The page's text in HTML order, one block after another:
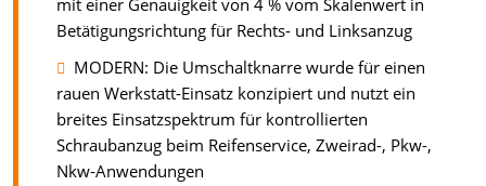
mit einer Genauigkeit von 4 % vom Skalenwert in
Betätigungsrichtung für Rechts- und Linksanzug
MODERN: Die Umschaltknarre wurde für einen
rauen Werkstatt-Einsatz konzipiert und nutzt ein
breites Einsatzspektrum für kontrollierten
Schraubanzug beim Reifenservice, Zweirad-, Pkw-,
Nkw-Anwendungen